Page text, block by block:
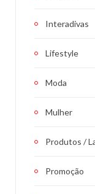
Interadivas
Lifestyle
Moda
Mulher
Produtos /
Promoção